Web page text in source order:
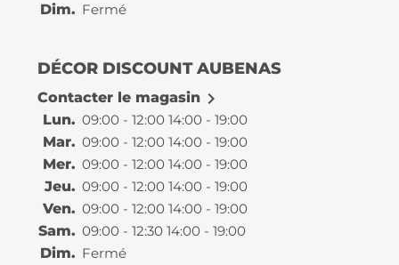
Dim. Fermé
DÉCOR DISCOUNT AUBENAS
Contacter le magasin 
Lun. 09:00 - 12:00 14:00 - 19:00
Mar. 09:00 - 12:00 14:00 - 19:00
Mer. 09:00 - 12:00 14:00 - 19:00
Jeu. 09:00 - 12:00 14:00 - 19:00
Ven. 09:00 - 12:00 14:00 - 19:00
Sam. 09:00 - 12:30 14:00 - 19:00
Dim. Fermé